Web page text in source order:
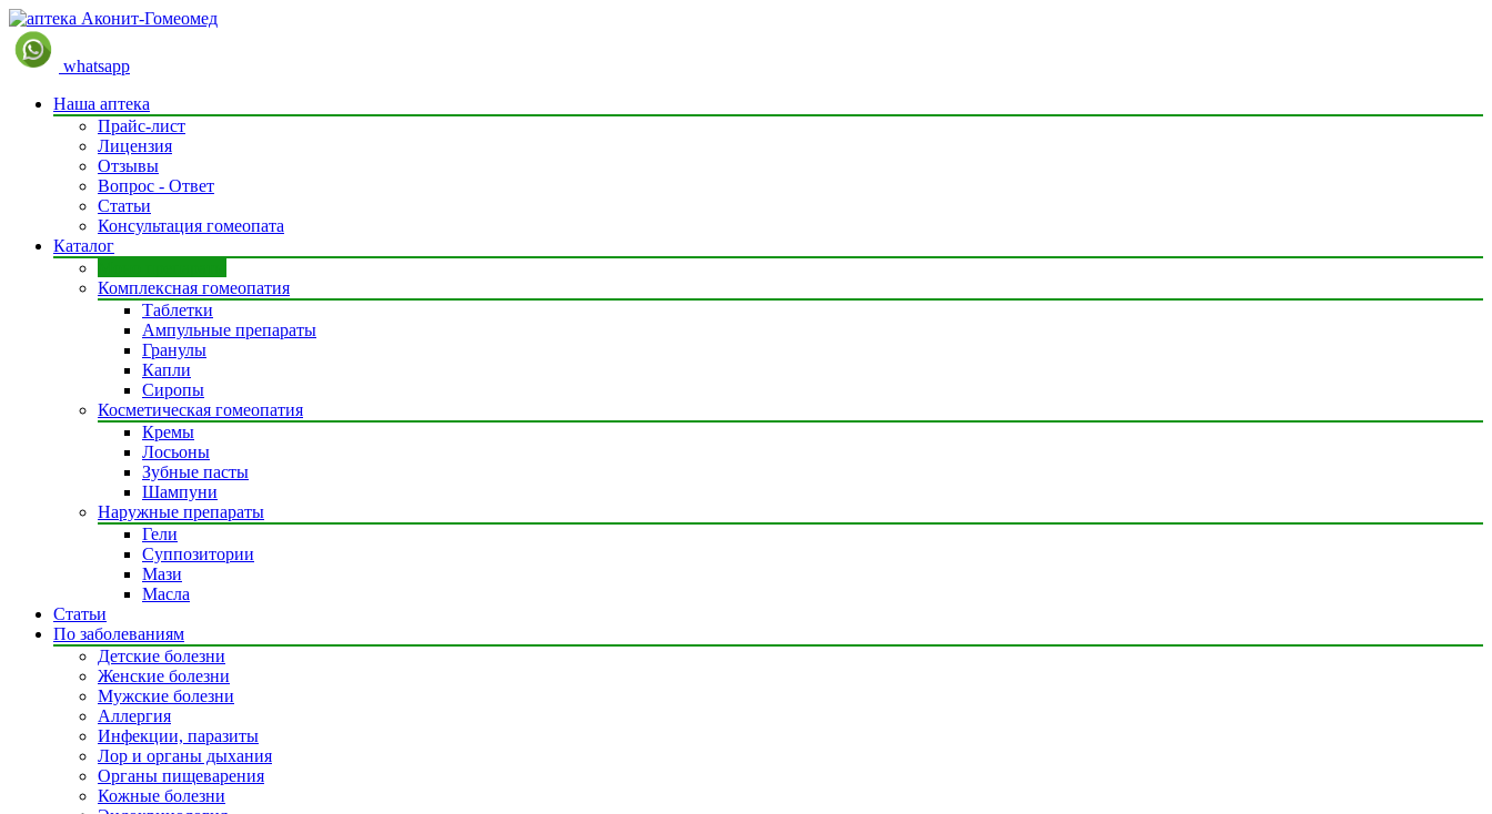
whatsapp
Наша аптека
Прайс-лист
Лицензия
Отзывы
Вопрос - Ответ
Статьи
Консультация гомеопата
Каталог
Комплексная гомеопатия
Таблетки
Ампульные препараты
Гранулы
Капли
Сиропы
Косметическая гомеопатия
Кремы
Лосьоны
Зубные пасты
Шампуни
Наружные препараты
Гели
Суппозитории
Мази
Масла
Статьи
По заболеваниям
Детские болезни
Женские болезни
Мужские болезни
Аллергия
Инфекции, паразиты
Лор и органы дыхания
Органы пищеварения
Кожные болезни